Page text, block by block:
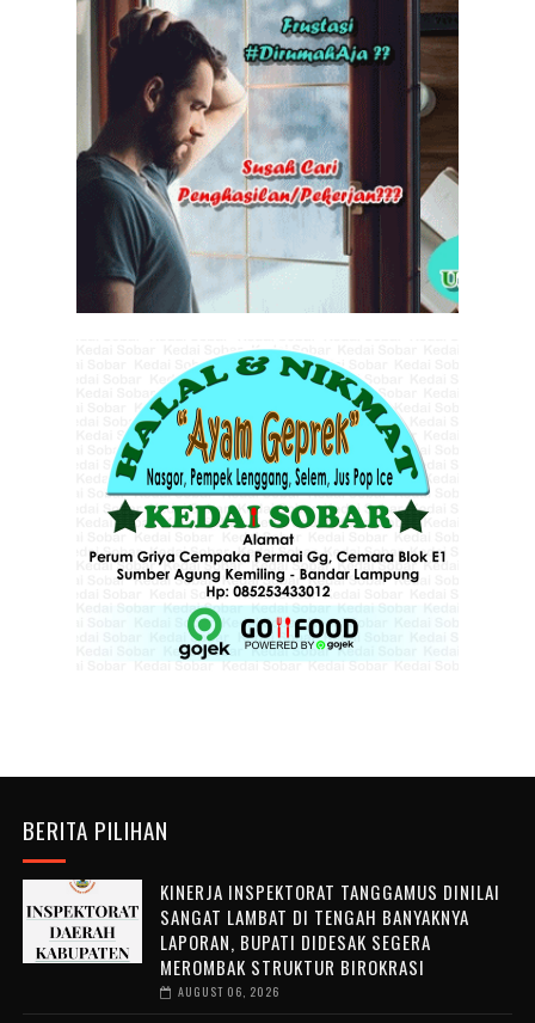
BERITA PILIHAN
KINERJA INSPEKTORAT TANGGAMUS DINILAI
SANGAT LAMBAT DI TENGAH BANYAKNYA
LAPORAN, BUPATI DIDESAK SEGERA
MEROMBAK STRUKTUR BIROKRASI
AUGUST 06, 2026